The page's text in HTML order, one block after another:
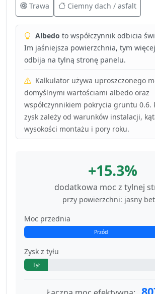
Trawa Ciemny dach / asfalt
Albedo to współczynnik odbicia
Im jaśniejsza powierzchnia, tym
odbija na tylną stronę panelu.
Kalkulator używa uproszczonego
domyślnymi wartościami albedo oraz
współczynnikiem pokrycia gruntu 0.6.
zysk zależy od warunków instalacji,
wysokości montażu i pory roku.
+15.3%
dodatkowa moc z tylnej
przy powierzchni: jasny
Moc przednia
Przód
Zysk z tyłu
Tył